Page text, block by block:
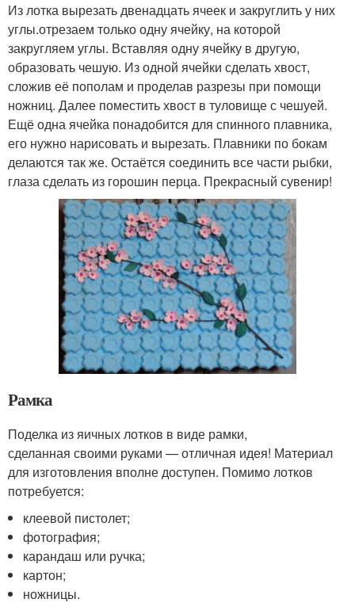
Из лотка вырезать двенадцать ячеек и закруглить у них
углы.отрезаем только одну ячейку, на которой
закругляем углы. Вставляя одну ячейку в другую,
образовать чешую. Из одной ячейки сделать хвост,
сложив её пополам и проделав разрезы при помощи
ножниц. Далее поместить хвост в туловище с чешуей.
Ещё одна ячейка понадобится для спинного плавника,
его нужно нарисовать и вырезать. Плавники по бокам
делаются так же. Остаётся соединить все части рыбки,
глаза сделать из горошин перца. Прекрасный сувенир!
Рамка
Поделка из яичных лотков в виде рамки,
сделанная своими руками — отличная идея! Материал
для изготовления вполне доступен. Помимо лотков
потребуется:
клеевой пистолет;
фотография;
карандаш или ручка;
картон;
ножницы.